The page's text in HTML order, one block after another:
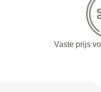
Vaste prijs